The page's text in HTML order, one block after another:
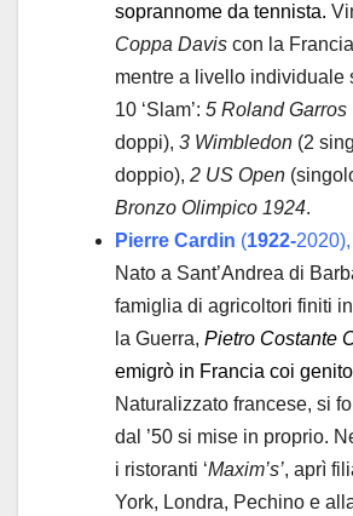
soprannome da tennista.
Coppa Davis con la Francia
mentre a livello individuale
10 ‘Slam’: 5 Roland Garros
doppi), 3 Wimbledon (2
doppio), 2 US Open
Bronzo Olimpico 1924.
Pierre Cardin (1922-
Nato a Sant’Andrea di
famiglia di agricoltori finiti
la Guerra, Pietro Costante
emigrò in Francia coi
Naturalizzato francese, si
dal ’50 si mise in proprio.
i ristoranti ‘Maxim’s’, aprì
York, Londra, Pechino e